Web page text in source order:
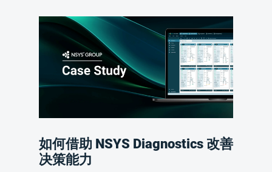
如何借助 NSYS Diagnostics 改善
决策能力